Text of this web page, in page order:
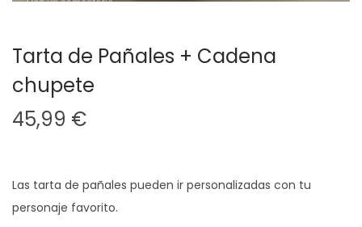
Tarta de Pañales + Cadena
chupete
45,99 €
Las tarta de pañales pueden ir personalizadas con tu
personaje favorito.